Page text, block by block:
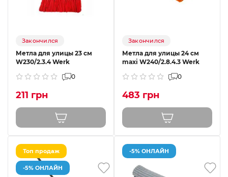
Закончился
Метла для улицы 23 см
W230/2.3.4 Werk
0
211 грн
Закончился
Метла для улицы 24 см
maxi W240/2.8.4.3 Werk
0
483 грн
Топ продаж
-5% ОНЛАЙН
-5% ОНЛАЙН